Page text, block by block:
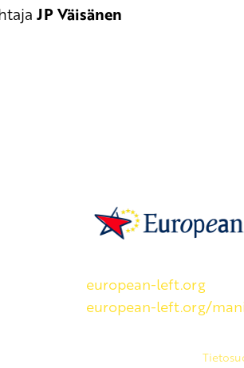
JP Väisänen
european-left.org
european-left.org/